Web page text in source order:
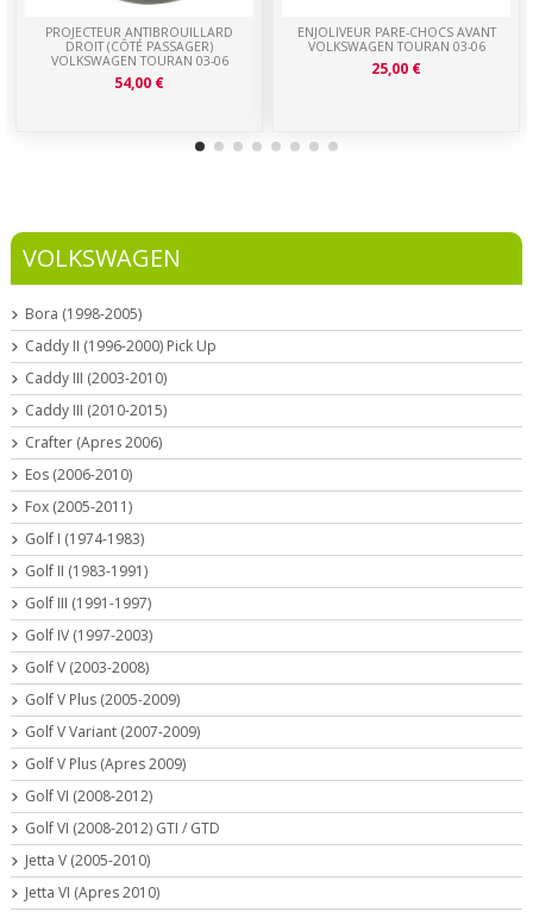
PROJECTEUR ANTIBROUILLARD
DROIT (CÔTÉ PASSAGER)
VOLKSWAGEN TOURAN 03-06
54,00 €
ENJOLIVEUR PARE-CHOCS AVANT
VOLKSWAGEN TOURAN 03-06
25,00 €
VOLKSWAGEN
Bora (1998-2005)
Caddy II (1996-2000) Pick Up
Caddy III (2003-2010)
Caddy III (2010-2015)
Crafter (Apres 2006)
Eos (2006-2010)
Fox (2005-2011)
Golf I (1974-1983)
Golf II (1983-1991)
Golf III (1991-1997)
Golf IV (1997-2003)
Golf V (2003-2008)
Golf V Plus (2005-2009)
Golf V Variant (2007-2009)
Golf V Plus (Apres 2009)
Golf VI (2008-2012)
Golf VI (2008-2012) GTI / GTD
Jetta V (2005-2010)
Jetta VI (Apres 2010)